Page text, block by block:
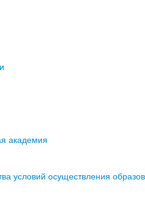
академия
условий осуществления